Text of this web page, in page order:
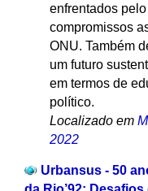
enfrentados
compromissos
ONU. Também
um futuro
em termos de
político.
Localizado em
2022
Urbansus - 50